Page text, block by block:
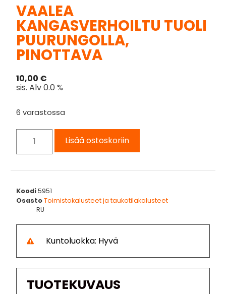
VAALEA
KANGASVERHOILTU TUOLI
PUURUNGOLLA,
PINOTTAVA
10,00 €
sis. Alv 0.0 %
6 varastossa
Lisää ostoskoriin
Koodi5951
OsastoToimistokalusteet ja taukotilakalusteet
RU
Kuntoluokka: Hyvä
TUOTEKUVAUS